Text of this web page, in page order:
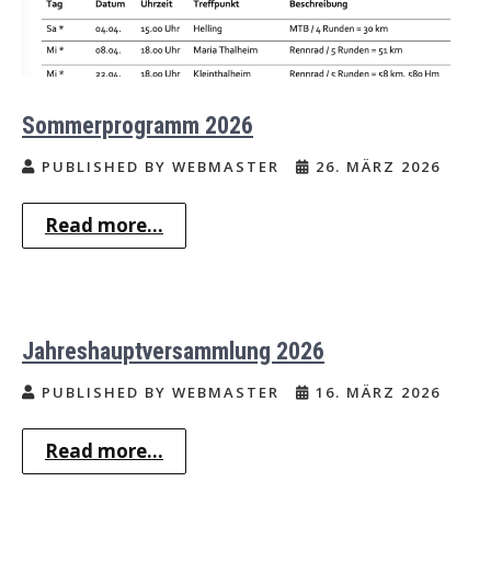
Sommerprogramm 2026
PUBLISHED BY WEBMASTER 26. MÄRZ 2026
Read more...
Jahreshauptversammlung 2026
PUBLISHED BY WEBMASTER 16. MÄRZ 2026
Read more...